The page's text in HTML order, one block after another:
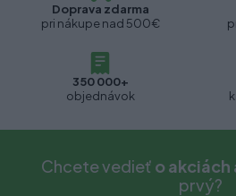
Doprava zdarma
pri nákupe nad 500€
350 000+
objednávok
Chcete vedieť o akciách
prvý?